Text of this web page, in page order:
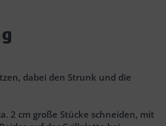
dabei den Strunk und die
2 cm große Stücke schneiden, mit